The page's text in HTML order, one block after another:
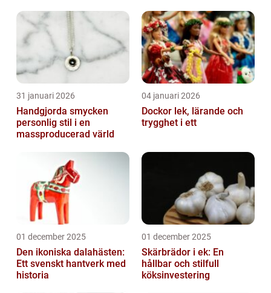
31 januari 2026
Handgjorda smycken
personlig stil i en
massproducerad värld
04 januari 2026
Dockor lek, lärande och
trygghet i ett
01 december 2025
Den ikoniska dalahästen:
Ett svenskt hantverk med
historia
01 december 2025
Skärbrädor i ek: En
hållbar och stilfull
köksinvestering